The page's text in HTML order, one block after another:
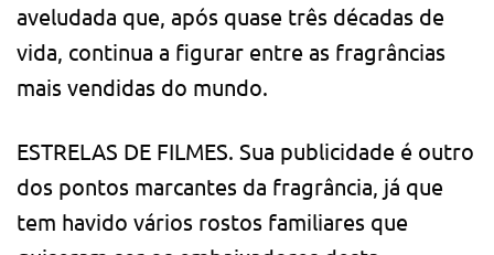
aveludada que, após quase três décadas de
vida, continua a figurar entre as fragrâncias
mais vendidas do mundo.
ESTRELAS DE FILMES. Sua publicidade é outro
dos pontos marcantes da fragrância, já que
tem havido vários rostos familiares que